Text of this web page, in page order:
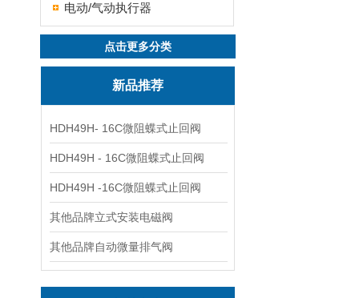
电动/气动执行器
点击更多分类
新品推荐
HDH49H- 16C微阻蝶式止回阀
HDH49H - 16C微阻蝶式止回阀
HDH49H -16C微阻蝶式止回阀
其他品牌立式安装电磁阀
其他品牌自动微量排气阀